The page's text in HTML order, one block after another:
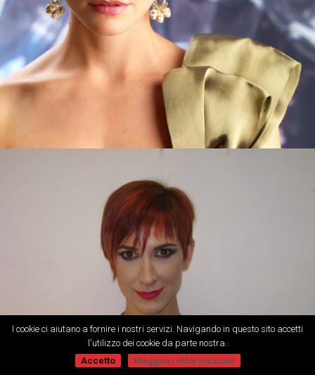
I cookie ci aiutano a fornire i nostri servizi. Navigando in questo sito accetti
l'utilizzo dei cookie da parte nostra.
Accetto
Maggiori informazioni